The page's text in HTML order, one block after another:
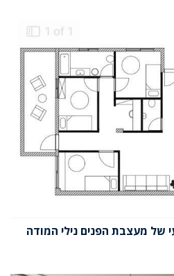
של מעצבת הפנים נילי המודה